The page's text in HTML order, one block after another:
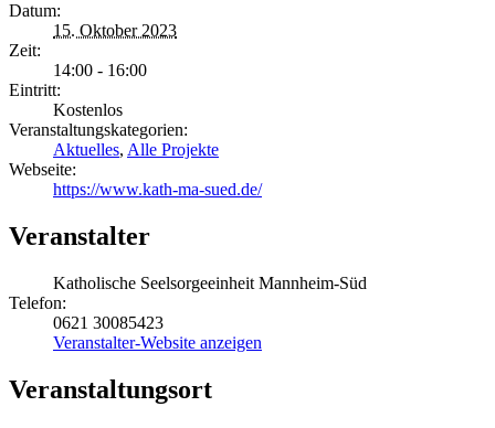
Datum:
15. Oktober 2023
Zeit:
14:00 - 16:00
Eintritt:
Kostenlos
Veranstaltungskategorien:
Aktuelles, Alle Projekte
Webseite:
https://www.kath-ma-sued.de/
Veranstalter
Katholische Seelsorgeeinheit Mannheim-Süd
Telefon:
0621 30085423
Veranstalter-Website anzeigen
Veranstaltungsort